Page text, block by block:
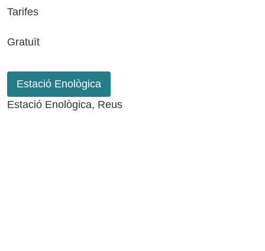
Tarifes
Gratuït
Estació Enològica
Estació Enològica, Reus